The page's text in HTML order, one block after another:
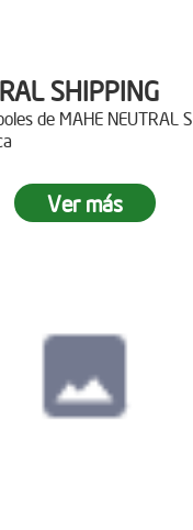
SHIPPING
de MAHE NEUTRAL
Ver más